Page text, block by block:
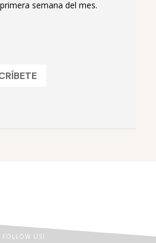
semana del mes.
FOLLOW US!